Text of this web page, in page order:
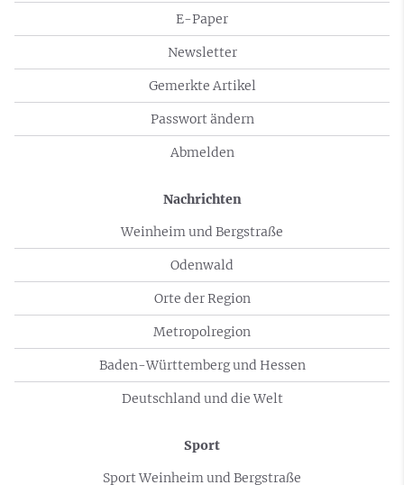
E-Paper
Newsletter
Gemerkte Artikel
Passwort ändern
Abmelden
Nachrichten
Weinheim und Bergstraße
Odenwald
Orte der Region
Metropolregion
Baden-Württemberg und Hessen
Deutschland und die Welt
Sport
Sport Weinheim und Bergstraße